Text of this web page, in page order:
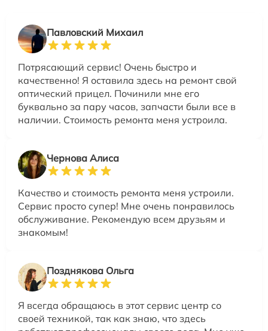
Павловский Михаил
Потрясающий сервис! Очень быстро и
качественно! Я оставила здесь на ремонт свой
оптический прицел. Починили мне его
буквально за пару часов, запчасти были все в
наличии. Стоимость ремонта меня устроила.
Чернова Алиса
Качество и стоимость ремонта меня устроили.
Сервис просто супер! Мне очень понравилось
обслуживание. Рекомендую всем друзьям и
знакомым!
Позднякова Ольга
Я всегда обращаюсь в этот сервис центр со
своей техникой, так как знаю, что здесь